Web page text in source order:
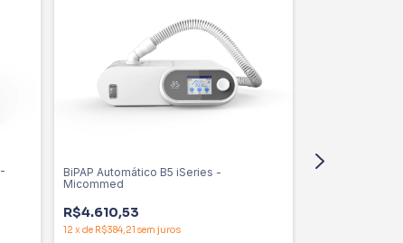
BiPAP Automático B5 iSeries -
Micommed
R$4.610,53
12 x de R$384,21 sem juros